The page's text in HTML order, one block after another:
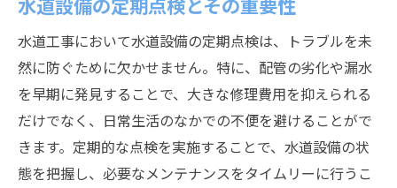
水道工事において水道設備の定期点検は、トラブルを未
然に防ぐために欠かせません。特に、配管の劣化や漏水
を早期に発見することで、大きな修理費用を抑えられる
だけでなく、日常生活のなかでの不便を避けることがで
きます。定期的な点検を実施することで、水道設備の状
態を把握し、必要なメンテナンスをタイムリーに行うこ